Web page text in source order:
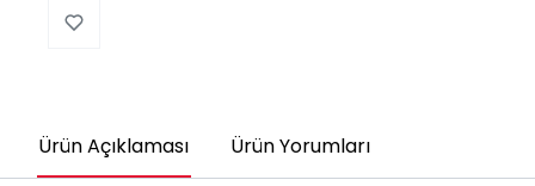
Ürün Açıklaması Ürün Yorumları